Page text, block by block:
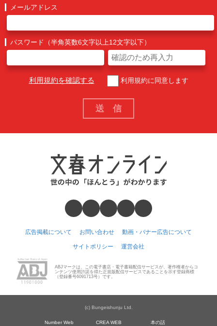
メールアドレス
パスワード（半角英数6文字以上12文字以下）
利用規約を確認する 利用規約に同意します
広告掲載について お問い合わせ 動画・バナー広告について
サイトポリシー 運営会社
ABJマークは、この電子書店・電子書籍配信サービスが、著作権者からコ
ンテンツ使用許諾を得た正規版配信サービスであることを示す登録商標
（登録番号6091713号）です。
(c) Bungeishunju Ltd.
Number Web CREA WEB 本の話